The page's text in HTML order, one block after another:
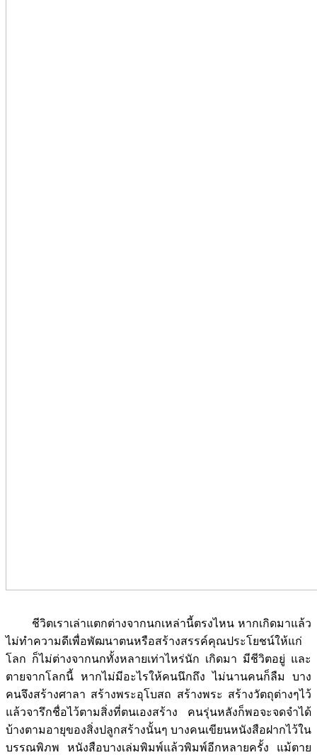
ชีวิตเราเล่าแตกต่างจากนกเหล่านี้ตรงไหน หากเกิดมาแล้ว
ไม่ทำความดีเพื่อพัฒนาตนหรือสร้างสรรค์คุณประโยชน์ให้แก่
โลก ก็ไม่ต่างจากนกทั้งหลายเท่าไหร่นัก เกิดมา มีชีวิตอยู่ และ
ตายจากโลกนี้ หากไม่มีอะไรให้คนนึกถึง ไม่นานคนก็ลืม บาง
คนจึงสร้างศาลา สร้างพระอุโบสถ สร้างพระ สร้างวัตถุต่างๆไว้
แล้วจารึกชื่อไว้ตามสิ่งที่ตนเองสร้าง คนรุ่นหลังก็พอจะจดจำได้
บ้างตามอายุของสิ่งปลูกสร้างนั้นๆ บางคนเขียนหนังสือฝากไว้ใน
บรรณพิภพ หนังสือบางเล่มพิมพ์แล้วพิมพ์อีกหลายครั้ง แม้ตาย